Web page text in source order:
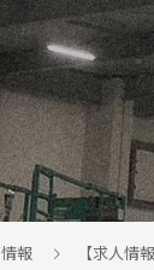
報 【求人情